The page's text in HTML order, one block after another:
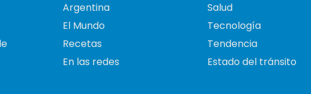
Argentina
El Mundo
Recetas
En las redes
Salud
Tecnología
Tendencia
Estado del tránsito